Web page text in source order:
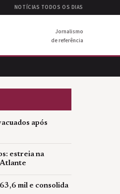
NOTÍCIAS TODOS OS DIAS
Jornalismo
de referência
após
estreia na
mil e consolida